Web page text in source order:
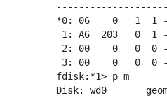
*0: 06    0   1  1
1: A6  203   0  1
2: 00    0   0  0
3: 00    0   0  0
  fdisk:*1> p m
Disk: wd0